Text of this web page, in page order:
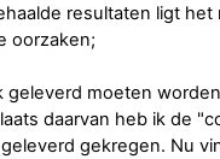
resultaten ligt
oorzaken;
geleverd moeten
daarvan heb ik de
gekregen. Nu